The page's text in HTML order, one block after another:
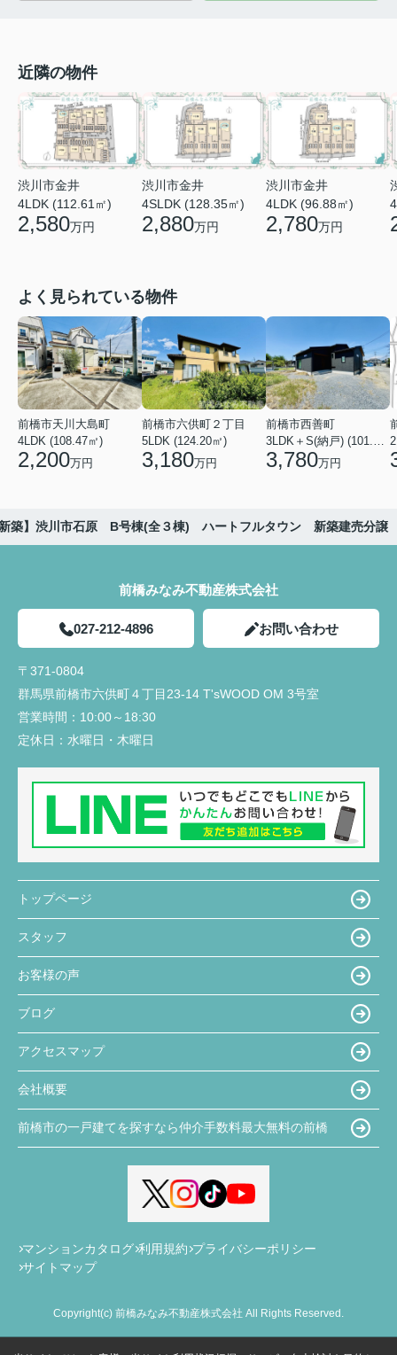
近隣の物件
渋川市金井
4LDK (112.61㎡)
2,580万円
渋川市金井
4SLDK (128.35㎡)
2,880万円
渋川市金井
4LDK (96.88㎡)
2,780万円
よく見られている物件
前橋市天川大島町
4LDK (108.47㎡)
2,200万円
前橋市六供町２丁目
5LDK (124.20㎡)
3,180万円
前橋市西善町
3,780万円
築】渋川市石原 B号棟(全３棟) ハートフルタウン 新築建売分譲
前橋みなみ不動産株式会社
027-212-4896 お問い合わせ
〒371-0804
群馬県前橋市六供町４丁目23‐14 T'sWOOD OM 3号室
営業時間： 10:00～18:30
定休日： 水曜日・木曜日
トップページ
スタッフ
お客様の声
ブログ
アクセスマップ
会社概要
前橋市の一戸建てを探すなら仲介手数料最大無料の前橋
マンションカタログ 利用規約 プライバシーポリシー
サイトマップ
Copyright(c) 前橋みなみ不動産株式会社 All Rights Reserved.